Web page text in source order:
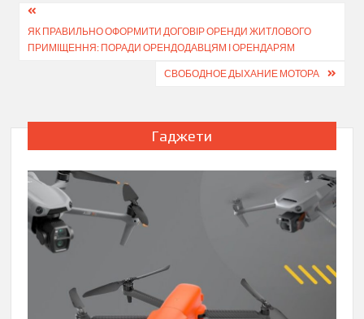
Навігація
записів
ЯК ПРАВИЛЬНО ОФОРМИТИ ДОГОВІР ОРЕНДИ ЖИТЛОВОГО
ПРИМІЩЕННЯ: ПОРАДИ ОРЕНДОДАВЦЯМ І ОРЕНДАРЯМ
СВОБОДНОЕ ДЫХАНИЕ МОТОРА
Гаджети